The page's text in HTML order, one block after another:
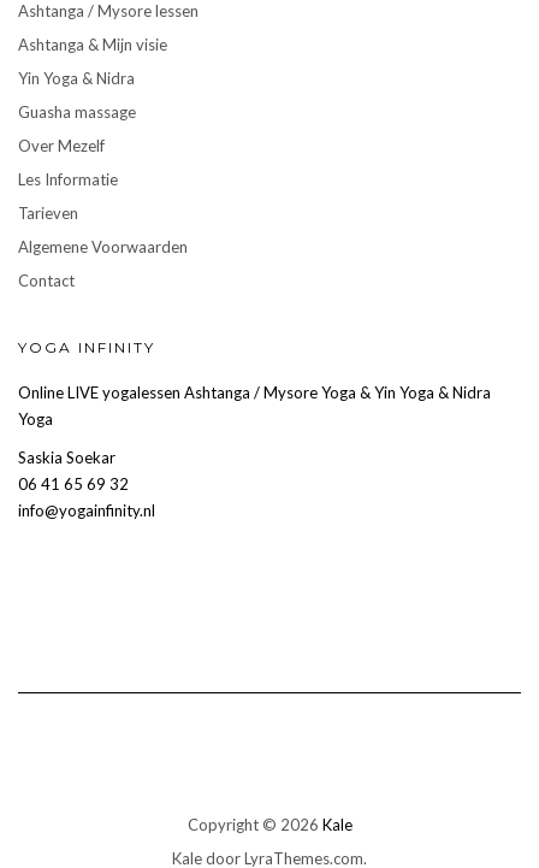
Ashtanga / Mysore lessen
Ashtanga & Mijn visie
Yin Yoga & Nidra
Guasha massage
Over Mezelf
Les Informatie
Tarieven
Algemene Voorwaarden
Contact
YOGA INFINITY
Online LIVE yogalessen Ashtanga / Mysore Yoga & Yin Yoga & Nidra
Yoga
Saskia Soekar
06 41 65 69 32
info@yogainfinity.nl
Copyright © 2026 Kale
Kaledoor LyraThemes.com.